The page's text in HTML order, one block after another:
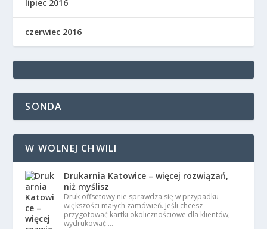
lipiec 2016
czerwiec 2016
SONDA
W WOLNEJ CHWILI
Drukarnia Katowice – więcej rozwiązań,
niż myślisz
Druk offsetowy nie sprawdza się w przypadku
większości małych zamówień. Jeśli chcesz
przygotować kartki okolicznościowe dla klientów,
wydrukować …